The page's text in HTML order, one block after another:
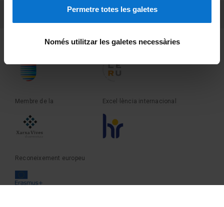
Permetre totes les galetes
Només utilitzar les galetes necessàries
Fundadora de la Membre de la
Membre de la Excel·lència internacional
Reconeixement europeu